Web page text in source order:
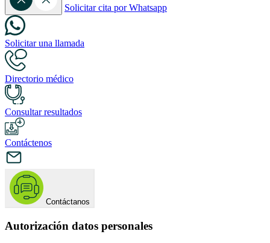
Solicitar cita por Whatsapp
Solicitar una llamada
Directorio médico
Consultar resultados
Contáctenos
Contáctanos
Autorización datos personales